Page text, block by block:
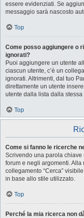
essere evidenziati. Se
messaggio sarà nascosto
Top
Come posso aggiungere o
ignorati?
Puoi aggiungere un utente
ciascun utente, c’è un
ignorati. Altrimenti, dal tuo
direttamente un utente
utente dalla lista dalla
Top
Come si fanno le ricerche
Scrivendo una parola chiave
forum e negli argomenti. Alla
collegamento “Cerca”
in base allo stile utilizzato.
Top
Perché la mia ricerca non